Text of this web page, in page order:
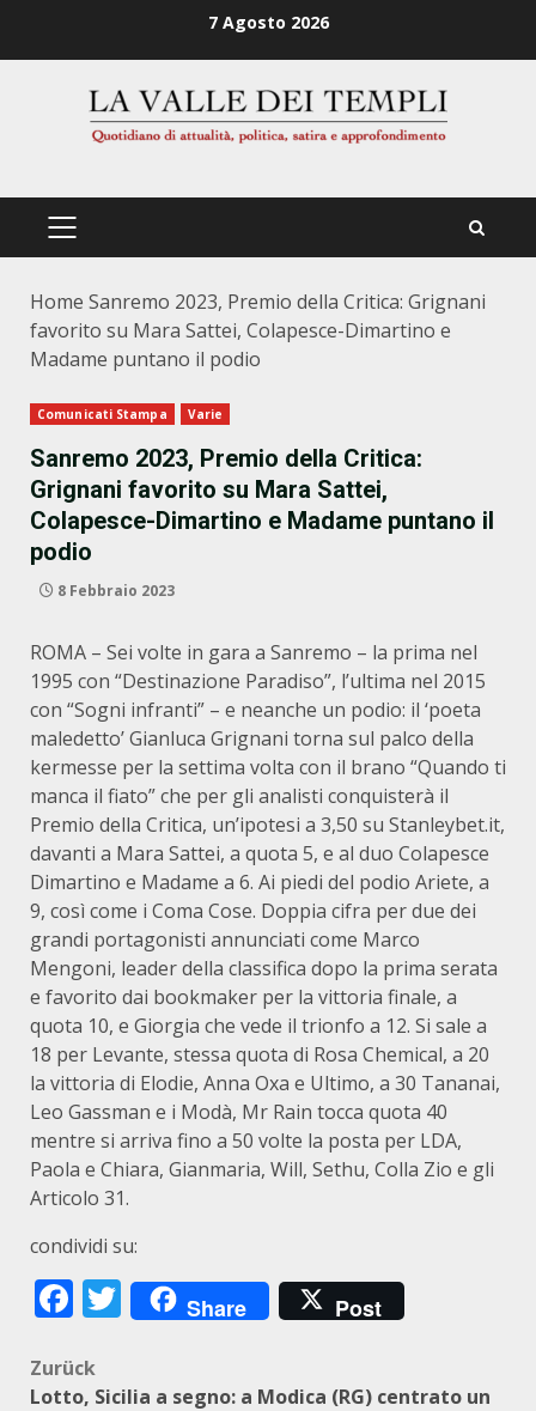
7 Agosto 2026
PRIMÄRES
Home Sanremo 2023, Premio della Critica: Grignani
favorito su Mara Sattei, Colapesce-Dimartino e
Madame puntano il podio
Comunicati Stampa Varie
Sanremo 2023, Premio della Critica:
Grignani favorito su Mara Sattei,
Colapesce-Dimartino e Madame puntano il
podio
8 Febbraio 2023
ROMA – Sei volte in gara a Sanremo – la prima nel
1995 con “Destinazione Paradiso”, l’ultima nel 2015
con “Sogni infranti” – e neanche un podio: il ‘poeta
maledetto’ Gianluca Grignani torna sul palco della
kermesse per la settima volta con il brano “Quando ti
manca il fiato” che per gli analisti conquisterà il
Premio della Critica, un’ipotesi a 3,50 su Stanleybet.it,
davanti a Mara Sattei, a quota 5, e al duo Colapesce
Dimartino e Madame a 6. Ai piedi del podio Ariete, a
9, così come i Coma Cose. Doppia cifra per due dei
grandi portagonisti annunciati come Marco
Mengoni, leader della classifica dopo la prima serata
e favorito dai bookmaker per la vittoria finale, a
quota 10, e Giorgia che vede il trionfo a 12. Si sale a
18 per Levante, stessa quota di Rosa Chemical, a 20
la vittoria di Elodie, Anna Oxa e Ultimo, a 30 Tananai,
Leo Gassman e i Modà, Mr Rain tocca quota 40
mentre si arriva fino a 50 volte la posta per LDA,
Paola e Chiara, Gianmaria, Will, Sethu, Colla Zio e gli
Articolo 31.
condividi su:
Facebook
Twitter
Share Post
Beitragsnavigation
Zurück
Lotto, Sicilia a segno: a Modica (RG) centrato un